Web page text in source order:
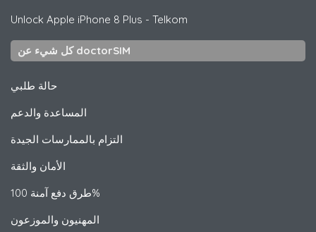
Unlock Apple iPhone 8 Plus - Telkom
كل شيء عن doctorSIM
حالة طلبي
المساعدة والدعم
التزام بالممارسات الجيدة
الأمان والثقة
طرق دفع آمنة 100%
المهنيون والموزعون